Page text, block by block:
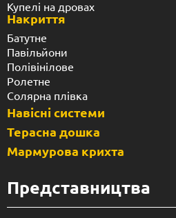
Купелі на дровах
Накриття
Батутне
Павільйони
Полівінілове
Ролетне
Солярна плівка
Навісні системи
Терасна дошка
Мармурова крихта
Представництва